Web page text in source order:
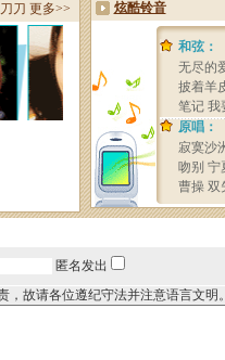
匿名发出
故请各位遵纪守法并注意语言文明。